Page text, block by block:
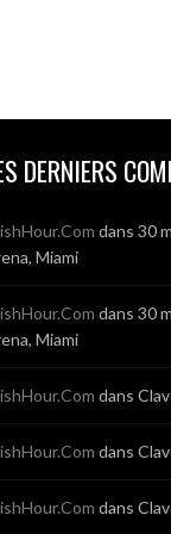
DERNIERS
dans 30
Miami
dans 30
Miami
dans
dans
dans